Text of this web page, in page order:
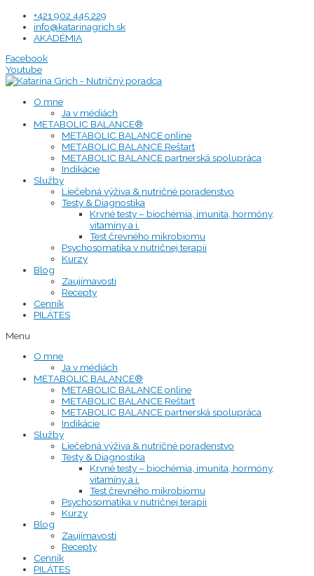
Preskočiť
obsah
+421 902 445 229
info@katarinagrich.sk
AKADÉMIA
Facebook
Youtube
O mne
Ja v médiách
METABOLIC BALANCE®
METABOLIC BALANCE online
METABOLIC BALANCE Reštart
METABOLIC BALANCE partnerská spolupráca
Indikácie
Služby
Liečebná výživa & nutričné poradenstvo
Testy & Diagnostika
Krvné testy – biochémia, imunita, hormóny,
vitamíny a i.
Test črevného mikrobiomu
Psychosomatika v nutričnej terapii
Kurzy
Blog
Zaujímavosti
Recepty
Cenník
PILÁTES
Menu
O mne
Ja v médiách
METABOLIC BALANCE®
METABOLIC BALANCE online
METABOLIC BALANCE Reštart
METABOLIC BALANCE partnerská spolupráca
Indikácie
Služby
Liečebná výživa & nutričné poradenstvo
Testy & Diagnostika
Krvné testy – biochémia, imunita, hormóny,
vitamíny a i.
Test črevného mikrobiomu
Psychosomatika v nutričnej terapii
Kurzy
Blog
Zaujímavosti
Recepty
Cenník
PILÁTES